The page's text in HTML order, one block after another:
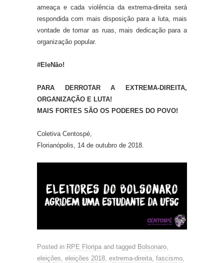
ameaça e cada violência da extrema-direita será
respondida com mais disposição para a luta, mais
vontade de tomar as ruas, mais dedicação para a
organização popular.
#EleNão!
PARA DERROTAR A EXTREMA-DIREITA,
ORGANIZAÇÃO E LUTA!
MAIS FORTES SÃO OS PODERES DO POVO!
Coletiva Centospé,
Florianópolis, 14 de outubro de 2018.
Posted in RPE Floripa and tagged Bolsonaro,
eleições, eleições 2018, extrema-direita, fascismo,